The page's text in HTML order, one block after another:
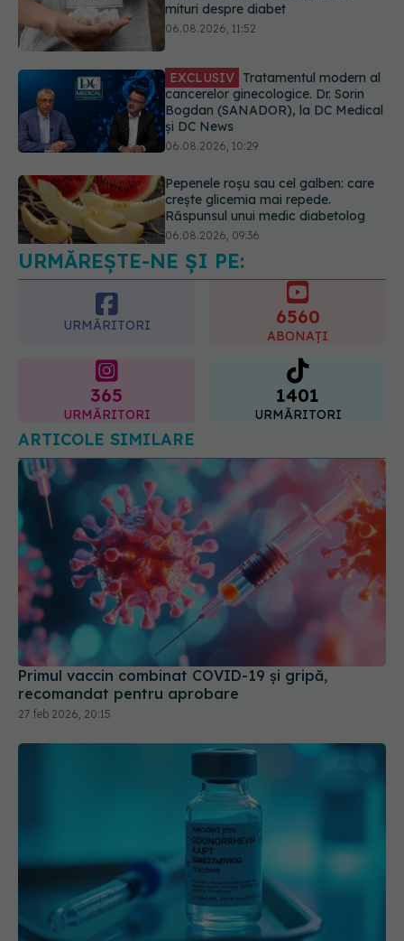
Bogdan (SANADOR), la DC Medical
și DC News
Pepenele roșu sau cel galben: care
crește glicemia mai repede.
Răspunsul unui medic diabetolog
06.08.2026, 09:36
EXCLUSIV Cum schimbă
Inteligența Artificială relația dintre
medic și pacient
06.08.2026, 14:34
URMĂREȘTE-NE ȘI PE:
URMĂRITORI 6560
ABONAȚI
365
URMĂRITORI
1401
URMĂRITORI
ARTICOLE SIMILARE
Primul vaccin combinat COVID-19 și gripă,
recomandat pentru aprobare
27 feb 2026, 20:15